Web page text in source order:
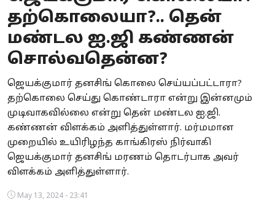
Business
Crime
National
World
Astrology
தற்கொலையா?.. தென்
மண்டல ஐ.ஜி கண்ணன்
சொல்வதென்ன?
ஜெயக்குமார் தனசிங் கொலை செய்யப்பட்டாரா?
தற்கொலை செய்து கொண்டாரா என்று இன்னமும்
முடிவாகவில்லை என்று தென் மண்டல ஐ.ஜி.
கண்ணன் விளக்கம் அளித்துள்ளார். மர்மமான
முறையில் உயிரிழந்த காங்கிரஸ் நிர்வாகி
ஜெயக்குமார் தனசிங் மரணம் தொடர்பாக அவர்
விளக்கம் அளித்துள்ளார்.
May 13, 2024 - 23:41